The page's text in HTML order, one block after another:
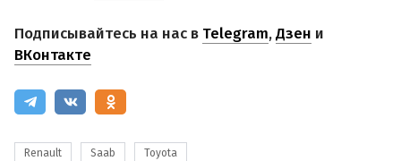
Подписывайтесь на нас в Telegram,Дзен и
ВКонтакте
Renault Saab Toyota